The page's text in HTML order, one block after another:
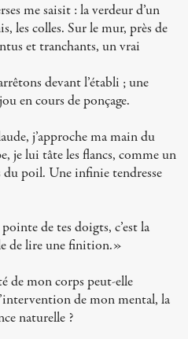
me saisit : la verdeur d’un
les colles. Sur le mur, près de
et tranchants, un vrai
devant l’établi ; une
en cours de ponçage.
j’approche ma main du
je lui tâte les flancs, comme un
du poil. Une infinie tendresse
de tes doigts, c’est la
de lire une finition.»
de mon corps peut-elle
de mon mental, la
naturelle ?